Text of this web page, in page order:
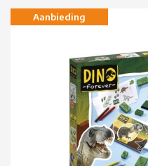
Aanbieding